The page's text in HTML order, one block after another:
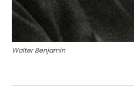
Walter Benjamin